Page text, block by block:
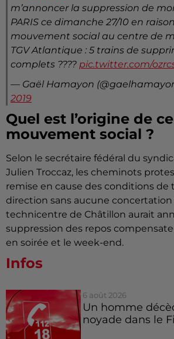
m’annoncer la suppression de
PARIS ce dimanche 27/10 en
mouvement social au centre de
TGV Atlantique : 5 trains de
complets ???? pic.twitter.com/
— Gaël Hamayon
2019
Quel est l’origine de ce
mouvement social ?
Selon le secrétaire fédéral du
Julien Troccaz, les cheminots
remise en cause des conditions de
direction sans aucune concertation
technicentre de Châtillon aurait
suppression des repos
en soirée et le week-end.
Infos
6 août 2026
Un homme
noyade dans le